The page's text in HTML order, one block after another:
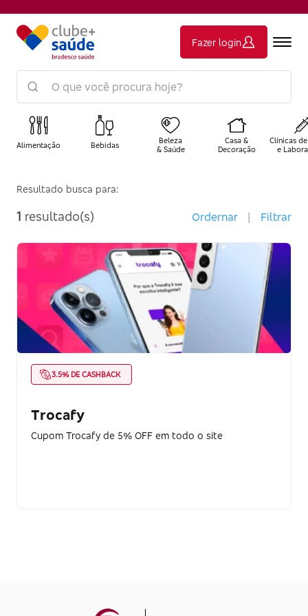
Fazer login
Alimentação Bebidas
Beleza
& Saúde
Casa &
Decoração
Clínicas
e
Resultado busca para:
1 resultado(s) Ordernar | Filtrar
3.5% DE CASHBACK
Trocafy
Cupom Trocafy de 5% OFF em todo o site